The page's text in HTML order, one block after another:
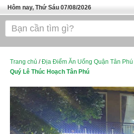
Hôm nay, Thứ Sáu 07/08/2026
Trang chủ
Cafe - Kem- Trà Sữa
Thực Phẩm Nông Hải Sản
Top Quán Ăn Sài Gòn
Trang chủ /Địa Điểm Ăn Uống Quận Tân Phú
Quý Lê Thúc Hoạch Tân Phú